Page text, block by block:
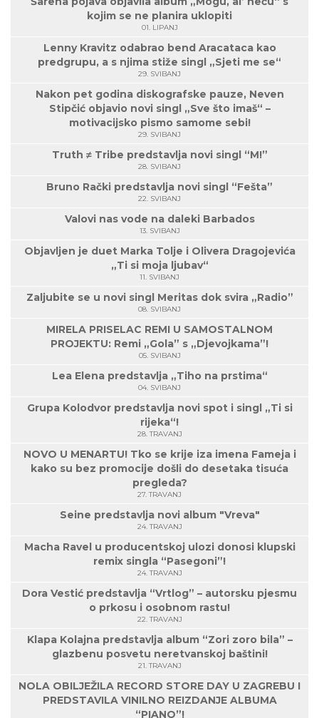
kojim se ne planira uklopiti
01. LIPANJ
Lenny Kravitz odabrao bend Aracataca kao
predgrupu, a s njima stiže singl „Sjeti me se“
29. SVIBANJ
Nakon pet godina diskografske pauze, Neven
Stipčić objavio novi singl „Sve što imaš“ –
motivacijsko pismo samome sebi!
29. SVIBANJ
Truth ≠ Tribe predstavlja novi singl “M!”
28. SVIBANJ
Bruno Rački predstavlja novi singl “Fešta”
22. SVIBANJ
Valovi nas vode na daleki Barbados
13. SVIBANJ
Objavljen je duet Marka Tolje i Olivera Dragojevića
„Ti si moja ljubav“
11. SVIBANJ
Zaljubite se u novi singl Meritas dok svira „Radio”
08. SVIBANJ
MIRELA PRISELAC REMI U SAMOSTALNOM
PROJEKTU: Remi „Gola” s „Djevojkama”!
05. SVIBANJ
Lea Elena predstavlja „Tiho na prstima“
04. SVIBANJ
Grupa Kolodvor predstavlja novi spot i singl „Ti si
rijeka“!
28. TRAVANJ
NOVO U MENARTU! Tko se krije iza imena Fameja i
kako su bez promocije došli do desetaka tisuća
pregleda?
27. TRAVANJ
Seine predstavlja novi album "Vreva"
24. TRAVANJ
Macha Ravel u producentskoj ulozi donosi klupski
remix singla “Pasegoni”!
24. TRAVANJ
Dora Vestić predstavlja “Vrtlog” – autorsku pjesmu
o prkosu i osobnom rastu!
22. TRAVANJ
Klapa Kolajna predstavlja album “Zori zoro bila” –
glazbenu posvetu neretvanskoj baštini!
21. TRAVANJ
NOLA OBILJEŽILA RECORD STORE DAY U ZAGREBU I
PREDSTAVILA VINILNO REIZDANJE ALBUMA
“PIANO”!